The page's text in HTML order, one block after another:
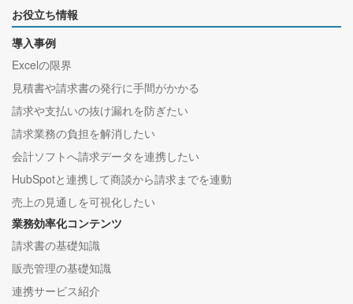
お役立ち情報
導入事例
Excelの限界
見積書や請求書の発行に手間がかかる
請求や支払いの抜け漏れを防ぎたい
請求業務の負担を解消したい
会計ソフトへ請求データを連携したい
HubSpotと連携して商談から請求までを連動
売上の見通しを可視化したい
業務効率化コンテンツ
請求書の基礎知識
販売管理の基礎知識
連携サービス紹介